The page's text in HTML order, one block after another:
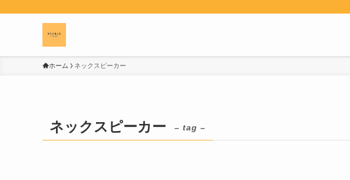
ホーム ネックスピーカー
ネックスピーカー – tag –